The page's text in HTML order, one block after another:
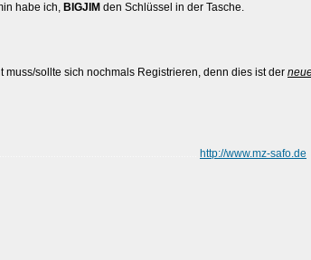
habe ich, BIGJIM den Schlüssel in der Tasche.
muss/sollte sich nochmals Registrieren, denn dies ist der
http://www.mz-safo.de